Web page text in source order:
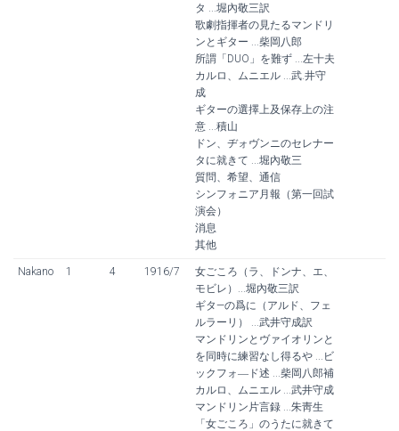
タ ...堀內敬三訳
歌劇指揮者の見たるマンドリ
ンとギター ...柴岡八郎
所謂「DUO」を難ず ...左十夫
カルロ、ムニエル ...武.井守
成
ギターの選擇上及保存上の注
意 ...積山
ドン、ヂォヴンニのセレナー
タに就きて ...堀內敬三
質問、希望、通信
シンフォニア月報（第一回試
演会）
消息
其他
Nakano 1 4 1916/7
女ごころ（ラ、ドンナ、エ、
モビレ）...堀內敬三訳
ギタ—の爲に（アルド、フェ
ルラーリ） ...武井守成訳
マンドリンとヴァイオリンと
を同時に練習なし得るや ...ビ
ックフォ―ド述 ...柴岡八郎補
カルロ、ムニエル ...武井守成
マンドリン片言録 ...朱靑生
「女ごころ」のうたに就きて